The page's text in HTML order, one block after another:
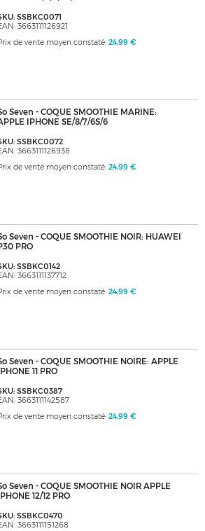
SSBKC0071
3663111126921
de vente moyen constaté: 24,99 €
Seven - COQUE SMOOTHIE MARINE:
IPHONE SE/8/7/6S/6
SSBKC0072
3663111126938
de vente moyen constaté: 24,99 €
Seven - COQUE SMOOTHIE NOIR: HUAWEI
PRO
SSBKC0142
3663111137712
de vente moyen constaté: 24,99 €
Seven - COQUE SMOOTHIE NOIRE: APPLE
IPHONE 11 PRO
SSBKC0387
3663111142587
de vente moyen constaté: 24,99 €
Seven - COQUE SMOOTHIE NOIR APPLE
IPHONE 12/12 PRO
SSBKC0470
3663111151268